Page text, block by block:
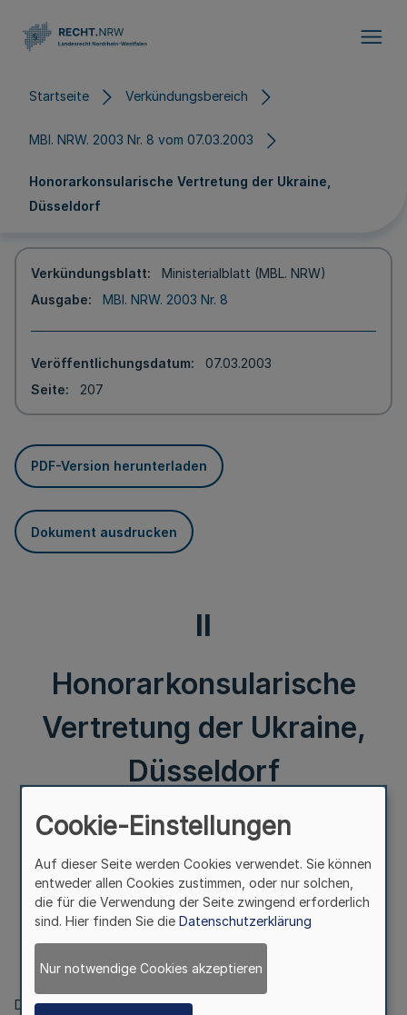
Startseite Verkündungsbereich
MBl. NRW. 2003 Nr. 8 vom 07.03.2003
Honorarkonsularische Vertretung der Ukraine,
Düsseldorf
Verkündungsblatt
Ministerialblatt (MBL. NRW)
Ausgabe
MBl. NRW. 2003 Nr. 8
Veröffentlichungsdatum
07.03.2003
Seite
207
PDF-Version herunterladen
Dokument ausdrucken
II
Honorarkonsularische
Vertretung der Ukraine,
Düsseldorf
II.
Honorarkonsularische Vertretung der Ukraine,
Düsseldorf
- III.3 452.3-1
Die Bundesregierung hat der Verlegung des Sitzes der
Cookie-Einstellungen
Auf dieser Seite werden Cookies verwendet. Sie können
entweder allen Cookies zustimmen, oder nur solchen,
die für die Verwendung der Seite zwingend erforderlich
sind. Hier finden Sie die Datenschutzerklärung
Nur notwendige Cookies akzeptieren